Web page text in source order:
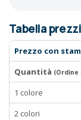
Tabella prezzi
Prezzo con
Quantità (Ordine
1 colore
2 colori